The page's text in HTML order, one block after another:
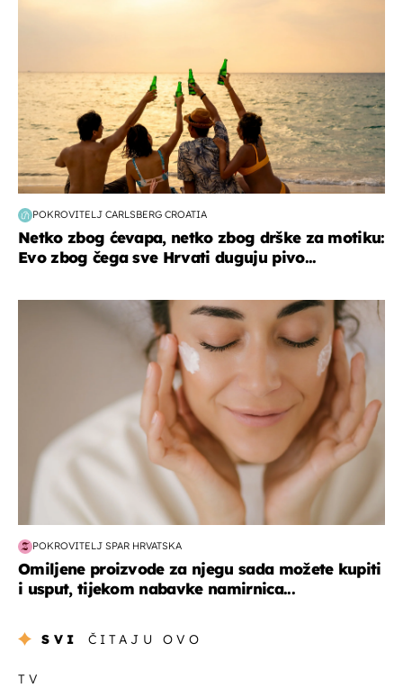
POKROVITELJ CARLSBERG CROATIA
Netko zbog ćevapa, netko zbog drške za motiku:
Evo zbog čega sve Hrvati duguju pivo...
moda & ljepota
POKROVITELJ SPAR HRVATSKA
Omiljene proizvode za njegu sada možete kupiti
i usput, tijekom nabavke namirnica...
SVI ČITAJU OVO
TV